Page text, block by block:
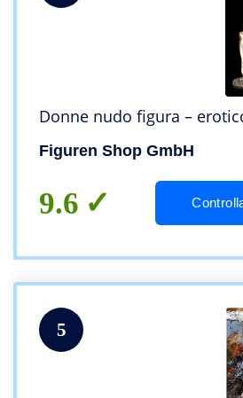
Donne nudo figura –
Figuren Shop GmbH
9.6
5